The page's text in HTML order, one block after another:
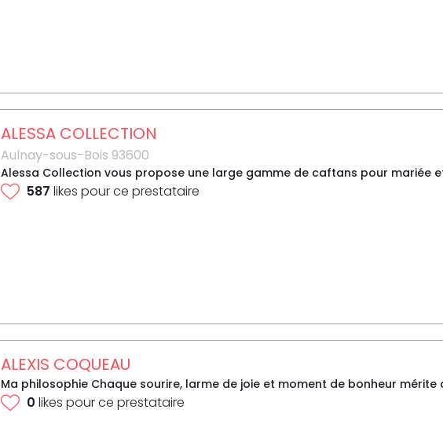
ALESSA COLLECTION
Aulnay-sous-Bois 93600
Alessa Collection vous propose une large gamme de caftans pour mariée
587 likes pour ce prestataire
ALEXIS COQUEAU
Ma philosophie Chaque sourire, larme de joie et moment de bonheur mérite
0 likes pour ce prestataire